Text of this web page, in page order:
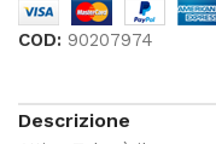
COD: 90207974
Descrizione